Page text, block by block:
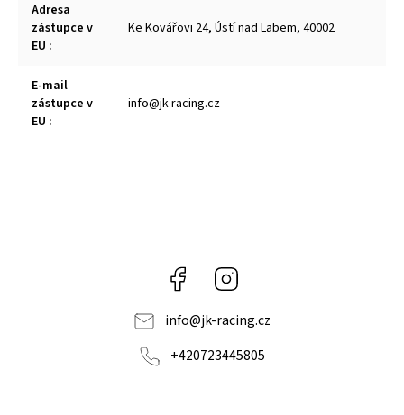
Adresa
zástupce v
EU :
Ke Kovářovi 24, Ústí nad Labem, 40002
E-mail
zástupce v
EU :
info@jk-racing.cz
Facebook
info@jk-racing.cz
+420723445805